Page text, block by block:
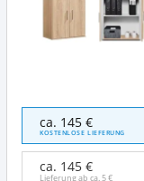
mokebo
Mehrzweckschrank
60cm
Breite
ca. 145 €
KOSTENLOSE LIEFERUNG
ca. 145 €
Lieferung ab ca.5 €